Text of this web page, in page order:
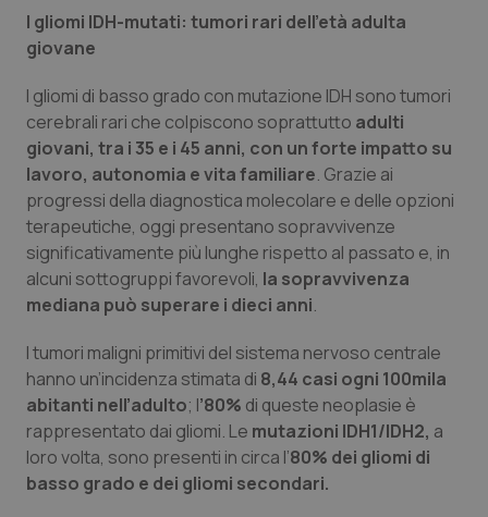
Provincia Autonoma di Bolzano
Puglia
Sardegna
Sicilia
Toscana
Umbria
Valle D’Aosta
Veneto
Infezioni & Febbre
Malattie rare
Malattia di Crohn & Rettocolite Ulcerosa
Neuroscienze & patologie neurodegenerative
Obesità
Oftalmologia
Oncodermatologia
Oncoematologia
I gliomi IDH-mutati: tumori rari dell’età adulta
giovane
I gliomi di basso grado con mutazione IDH sono tumori
cerebrali rari che colpiscono soprattutto adulti
giovani, tra i 35 e i 45 anni, con un forte impatto su
lavoro, autonomia e vita familiare. Grazie ai
progressi della diagnostica molecolare e delle opzioni
terapeutiche, oggi presentano sopravvivenze
significativamente più lunghe rispetto al passato e, in
alcuni sottogruppi favorevoli, la sopravvivenza
mediana può superare i dieci anni.
I tumori maligni primitivi del sistema nervoso centrale
hanno un’incidenza stimata di 8,44 casi ogni 100mila
abitanti nell’adulto; l’80% di queste neoplasie è
rappresentato dai gliomi. Le mutazioni IDH1/IDH2, a
loro volta, sono presenti in circa l’80% dei gliomi di
basso grado e dei gliomi secondari.